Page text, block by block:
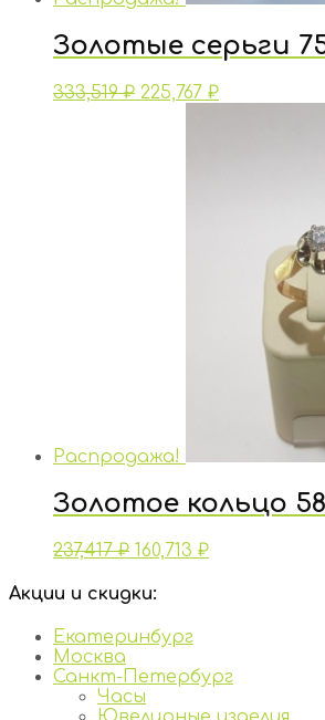
Золотые серьги
333,519₽ 225,767 ₽
Распродажа!
Золотое кольцо
237,417₽ 160,713 ₽
Акции и скидки:
Екатеринбург
Москва
Санкт-Петербург
Часы